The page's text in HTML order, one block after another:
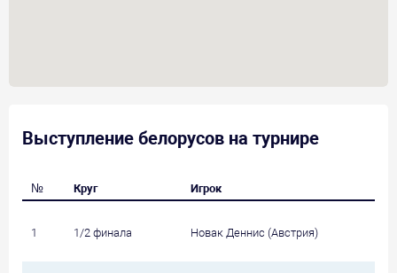
Выступление белорусов на турнире
№ Круг Игрок
1 1/2 финала Новак Деннис (Австрия)